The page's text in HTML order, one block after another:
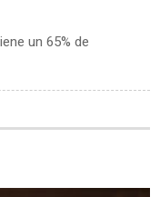
un 65% de